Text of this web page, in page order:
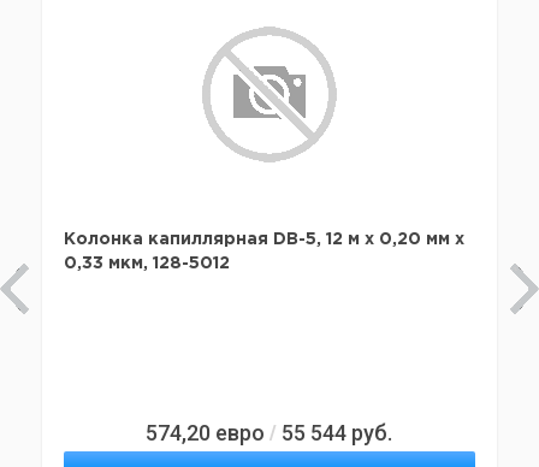
Колонка капиллярная DB-5, 12 м x 0,20 мм х
0,33 мкм, 128-5012
574,20 евро / 55 544 руб.